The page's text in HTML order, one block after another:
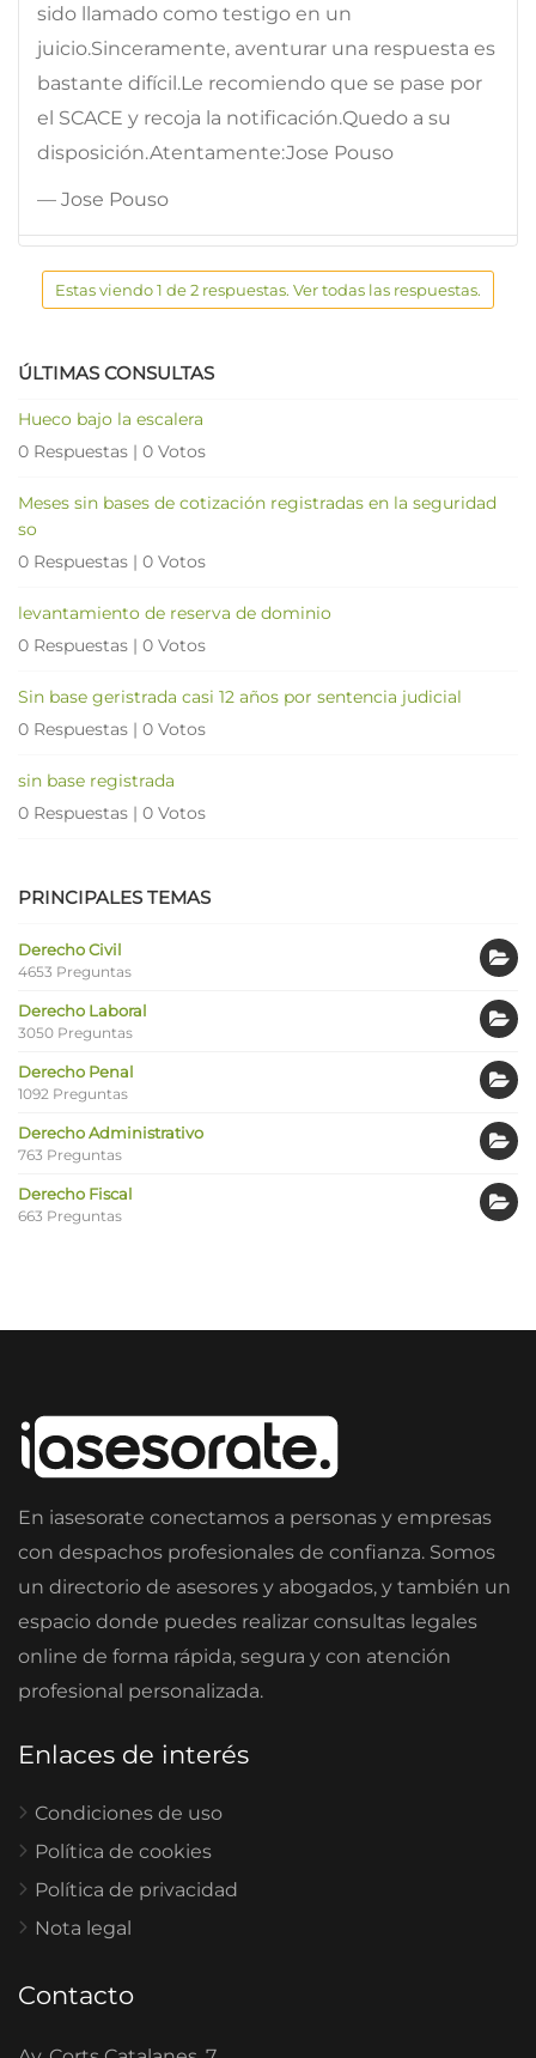
sido llamado como testigo en un
juicio.Sinceramente, aventurar una respuesta es
bastante difícil.Le recomiendo que se pase por
el SCACE y recoja la notificación.Quedo a su
disposición.Atentamente:Jose Pouso
— Jose Pouso
Estas viendo 1 de 2 respuestas. Ver todas las respuestas.
ÚLTIMAS CONSULTAS
Hueco bajo la escalera
0 Respuestas | 0 Votos
Meses sin bases de cotización registradas en la seguridad
so
0 Respuestas | 0 Votos
levantamiento de reserva de dominio
0 Respuestas | 0 Votos
Sin base geristrada casi 12 años por sentencia judicial
0 Respuestas | 0 Votos
sin base registrada
0 Respuestas | 0 Votos
PRINCIPALES TEMAS
Derecho Civil
4653 Preguntas
Derecho Laboral
3050 Preguntas
Derecho Penal
1092 Preguntas
Derecho Administrativo
763 Preguntas
Derecho Fiscal
663 Preguntas
En iasesorate conectamos a personas y empresas
con despachos profesionales de confianza. Somos
un directorio de asesores y abogados, y también un
espacio donde puedes realizar consultas legales
online de forma rápida, segura y con atención
profesional personalizada.
Enlaces de interés
Condiciones de uso
Política de cookies
Política de privacidad
Nota legal
Contacto